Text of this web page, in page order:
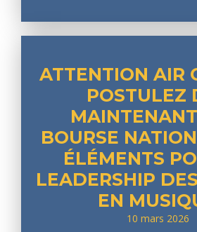
ATTENTION AIR
POSTULEZ
BOURSE
ÉLÉMENTS
LEADERSHIP
EN
10 mars 2026